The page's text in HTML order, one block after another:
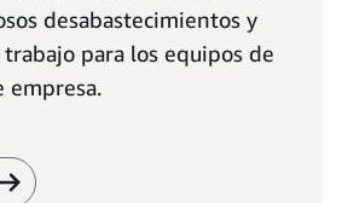
desabastecimientos y
para los equipos de
empresa.